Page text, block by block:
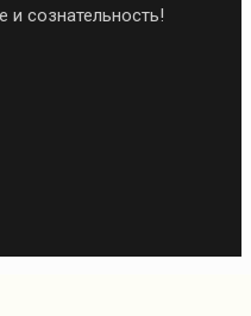
сознательность!